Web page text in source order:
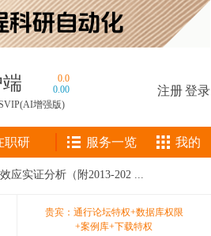
0.0
0.00
增强版)
注册登录
职研 服务一览 我的
应实证分析（附2013-202 ...
贵宾：通行论坛特权+数据库权限
+案例库+下载特权